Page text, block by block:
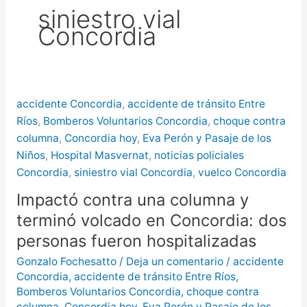
puntos de Concordia
creciente del río Uruguay ya alcanzó
Concordia
siniestro vial
Concordia
accidente Concordia, accidente de tránsito Entre
Ríos, Bomberos Voluntarios Concordia, choque contra
columna, Concordia hoy, Eva Perón y Pasaje de los
Niños, Hospital Masvernat, noticias policiales
Concordia, siniestro vial Concordia, vuelco Concordia
Impactó contra una columna y
terminó volcado en Concordia: dos
personas fueron hospitalizadas
Gonzalo Fochesatto / Deja un comentario / accidente
Concordia, accidente de tránsito Entre Ríos,
Bomberos Voluntarios Concordia, choque contra